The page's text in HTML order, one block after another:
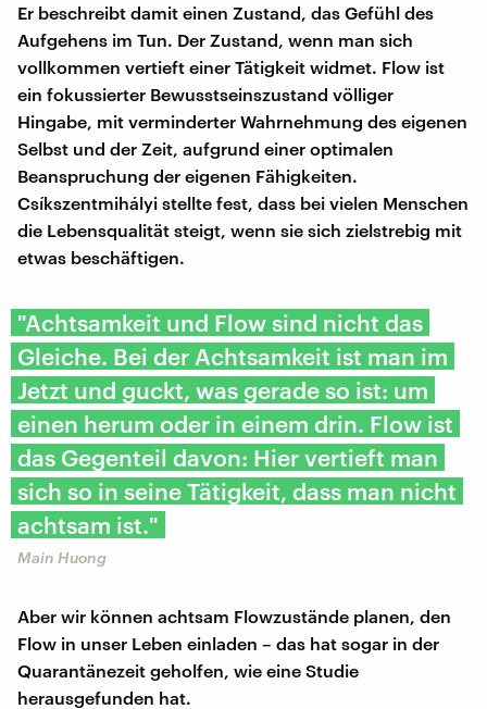
Er beschreibt damit einen Zustand, das Gefühl des
Aufgehens im Tun. Der Zustand, wenn man sich
vollkommen vertieft einer Tätigkeit widmet. Flow ist
ein fokussierter Bewusstseinszustand völliger
Hingabe, mit verminderter Wahrnehmung des eigenen
Selbst und der Zeit, aufgrund einer optimalen
Beanspruchung der eigenen Fähigkeiten.
Csíkszentmihályi stellte fest, dass bei vielen Menschen
die Lebensqualität steigt, wenn sie sich zielstrebig mit
etwas beschäftigen.
"Achtsamkeit und Flow sind nicht das
Gleiche. Bei der Achtsamkeit ist man im
Jetzt und guckt, was gerade so ist: um
einen herum oder in einem drin. Flow ist
das Gegenteil davon: Hier vertieft man
sich so in seine Tätigkeit, dass man nicht
achtsam ist."
Main Huong
Aber wir können achtsam Flowzustände planen, den
Flow in unser Leben einladen – das hat sogar in der
Quarantänezeit geholfen, wie eine Studie
herausgefunden hat.